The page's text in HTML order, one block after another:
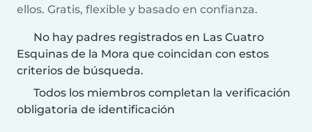
ellos. Gratis, flexible y basado en confianza.
No hay padres registrados en Las Cuatro
Esquinas de la Mora que coincidan con estos
criterios de búsqueda.
Todos los miembros completan la verificación
obligatoria de identificación